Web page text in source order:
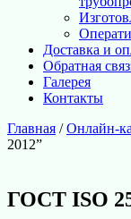
Доставка и
Обратная
Галерея
Контакты
Главная /Онлайн-
2012”
ГОСТ ISO